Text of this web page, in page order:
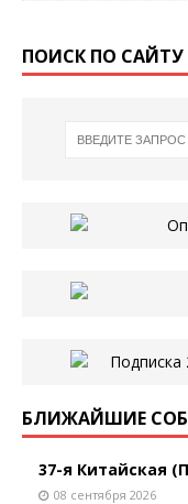
ПОИСК ПО САЙТУ
БЛИЖАЙШИЕ
37-я Китайская
08 сентября 2026